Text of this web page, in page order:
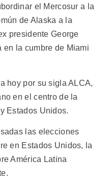
el Mercosur a la
de Alaska a la
presidente George
en la cumbre de Miami
hoy por su sigla ALCA,
en el centro de la
Estados Unidos.
las elecciones
en Estados Unidos, la
América Latina